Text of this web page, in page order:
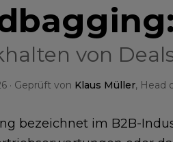
:
von
· Geprüft von Klaus Müller, Head
bezeichnet im B2B-